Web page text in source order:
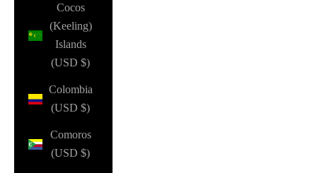
Cocos
(Keeling)
Islands
(USD $)
Colombia
(USD $)
Comoros
(USD $)